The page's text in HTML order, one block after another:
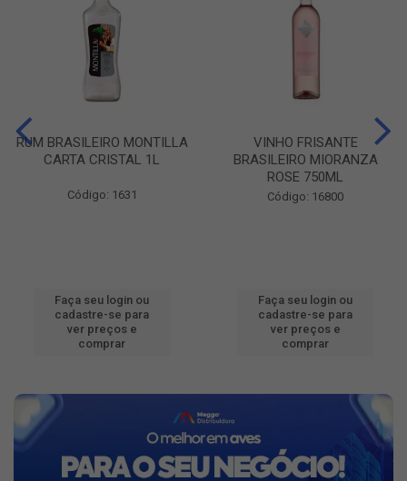
RUM BRASILEIRO MONTILLA
CARTA CRISTAL 1L
Código: 1631
Faça seu login ou
cadastre-se para
ver preços e
comprar
VINHO FRISANTE
BRASILEIRO MIORANZA
ROSE 750ML
Código: 16800
Faça seu login ou
cadastre-se para
ver preços e
comprar